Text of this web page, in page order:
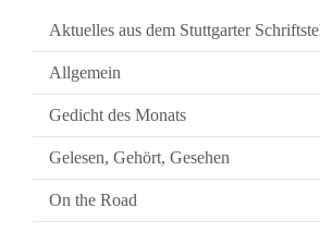
Aktuelles aus dem Stuttgarter
Allgemein
Gedicht des Monats
Gelesen, Gehört, Gesehen
On the Road